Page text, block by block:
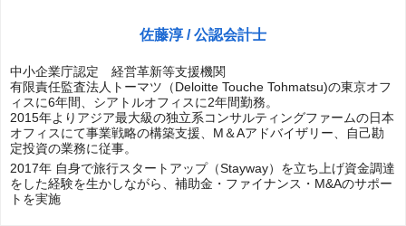
佐藤淳 / 公認会計士
中小企業庁認定 経営革新等支援機関
有限責任監査法人トーマツ（Deloitte Touche Tohmatsu)の東京オフ
ィスに6年間、シアトルオフィスに2年間勤務。
2015年よりアジア最大級の独立系コンサルティングファームの日本
オフィスにて事業戦略の構築支援、M＆Aアドバイザリー、自己勘
定投資の業務に従事。
2017年 自身で旅行スタートアップ（Stayway）を立ち上げ資金調達
をした経験を生かしながら、補助金・ファイナンス・M&Aのサポー
トを実施